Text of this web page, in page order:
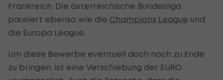
Frankreich. Die österreichische Bundesliga
pausiert ebenso wie die Champions League und
die Europa League.
Um diese Bewerbe eventuell doch noch zu Ende
zu bringen, ist eine Verschiebung der EURO